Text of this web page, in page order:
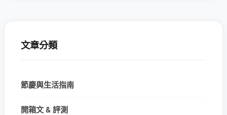
文章分類
節慶與生活指南
開箱文 & 評測